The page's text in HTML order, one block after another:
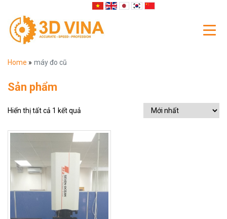
Home » máy đo cũ
Sản phẩm
Hiển thị tất cả 1 kết quả